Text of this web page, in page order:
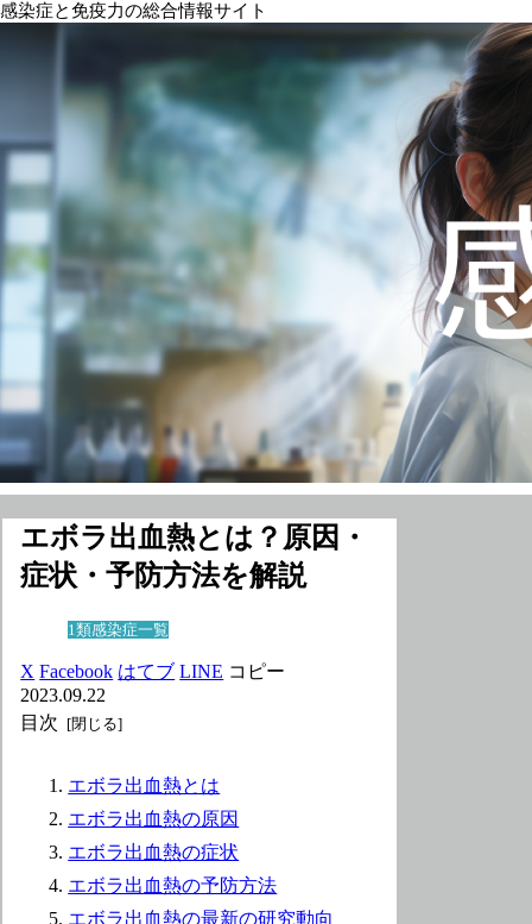
感染症と免疫力の総合情報サイト
エボラ出血熱とは？原因・
症状・予防方法を解説
1類感染症一覧
X Facebook はてブ LINE コピー
2023.09.22
目次
エボラ出血熱とは
エボラ出血熱の原因
エボラ出血熱の症状
エボラ出血熱の予防方法
エボラ出血熱の最新の研究動向